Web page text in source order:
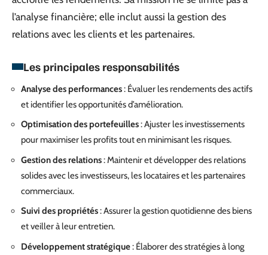
l’analyse financière; elle inclut aussi la gestion des
relations avec les clients et les partenaires.
Les principales responsabilités
Analyse des performances: Évaluer les rendements des actifs
et identifier les opportunités d’amélioration.
Optimisation des portefeuilles: Ajuster les investissements
pour maximiser les profits tout en minimisant les risques.
Gestion des relations: Maintenir et développer des relations
solides avec les investisseurs, les locataires et les partenaires
commerciaux.
Suivi des propriétés: Assurer la gestion quotidienne des biens
et veiller à leur entretien.
Développement stratégique: Élaborer des stratégies à long